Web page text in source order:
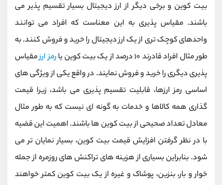
بیت کوین و برخی دیگر از ارز دیجیتال بسیار تقسیم پذیر می
باشند. مقیاس پذیری به این معناست که افراد می توانند
واحدهای کوچک تری از یک ارز دیجیتال را خرید و فروش کنند. به
طور مثال افراد قادرند ۱۰ درصد از یک بیت کوین یا
رمز ارزمقیاس
پذیری دیگری را خرید و فروش نمایند. در واقع یکی از ویژگی های
اساسی رمز ارزها، قابلیت تقسیم پذیری می باشد، زیرا قیمت
گذاری همه کالاها و خدمات به گونه ای نیست که به طور مثال
معادل تعداد صحیحی از بیت کوین ها باشند. اهمیت این قضیه
با در نظر گرفتن افزایش قیمت بیت کوین، بسیار نمایان تر می
شود. بنابراین بسیاری از هزینه های تراکنش های روزمره از جمله
خوار و بار، بنزین، پوشاک و غیره از یک بیت کوین کمتر خواهند